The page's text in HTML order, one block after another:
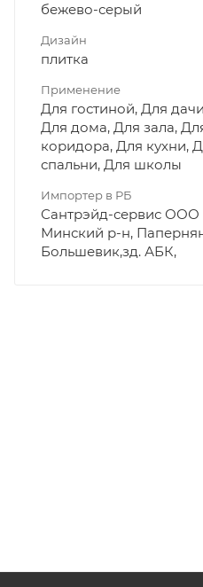
бежево-серый
Дизайн
плитка
Применение
Для гостиной, Для
Для дома, Для зала,
коридора, Для кухни,
спальни, Для школы
Импортер в РБ
Сантрэйд-сервис ООО
Минский р-н,
Большевик,зд. АБК,